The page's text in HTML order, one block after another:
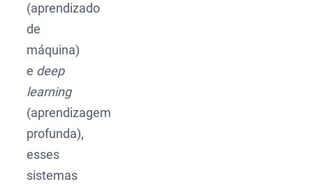
(aprendizado
de
máquina)
e deep
learning
(aprendizagem
profunda),
esses
sistemas